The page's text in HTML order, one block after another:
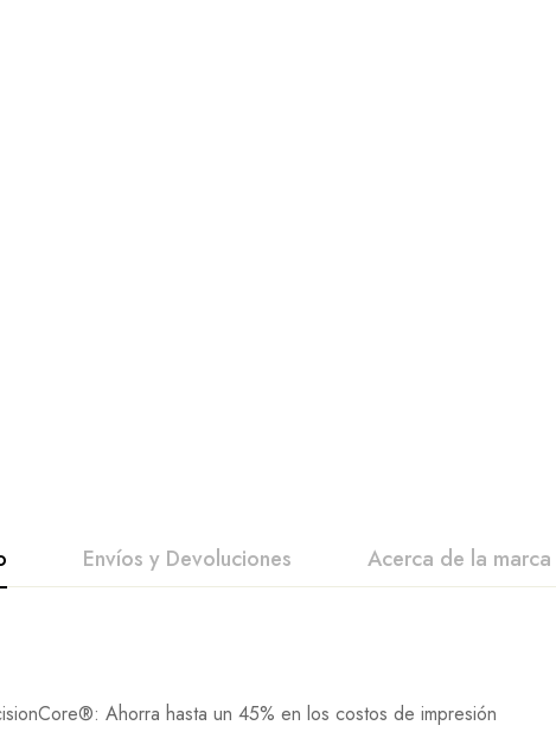
Envíos y Devoluciones Acerca de la marca
Ahorra hasta un 45% en los costos de impresión